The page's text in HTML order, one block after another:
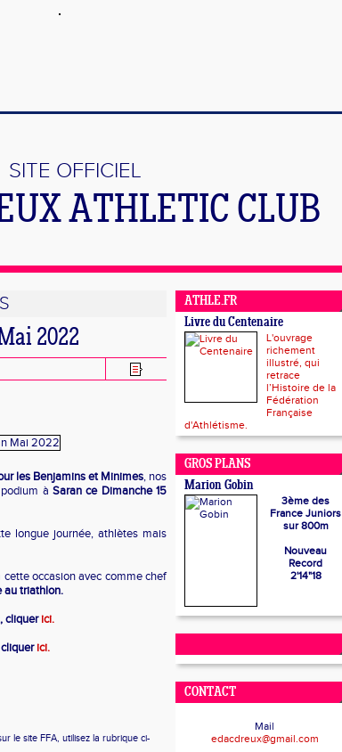
SITE OFFICIEL
ATHLETIC CLUB
2022
les Benjamins et Minimes, nos
podium àSaran ce Dimanche 15
longue journée, athlètes mais
occasion avec comme chef
au triathlon.
cliquerici.
ici.
le site FFA, utilisez la rubrique ci-
ATHLE.FR
Livre du Centenaire
L'ouvrage
richement
illustré, qui
retrace
l’Histoire de la
Fédération
Française
d'Athlétisme.
GROS PLANS
Marion Gobin
3ème des
France Juniors
sur 800m
Nouveau
Record
2'14"18
CONTACT
Mail
edacdreux@gmail.com